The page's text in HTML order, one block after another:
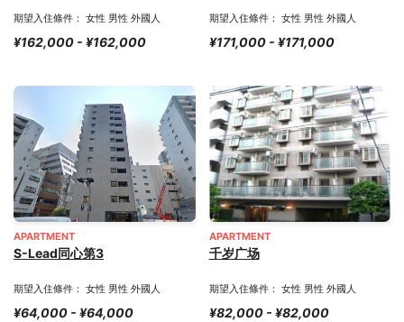
期望入住條件： 女性 男性 外國人
¥162,000 - ¥162,000
期望入住條件： 女性 男性 外國人
¥171,000 - ¥171,000
APARTMENT
S-Lead同心第3
期望入住條件： 女性 男性 外國人
¥64,000 - ¥64,000
APARTMENT
千岁广场
期望入住條件： 女性 男性 外國人
¥82,000 - ¥82,000